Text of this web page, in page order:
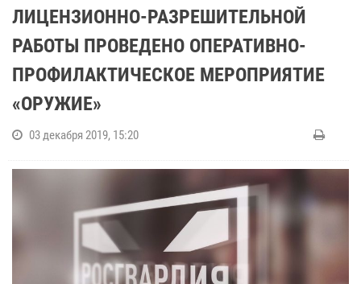
ЛИЦЕНЗИОННО-РАЗРЕШИТЕЛЬНОЙ
РАБОТЫ ПРОВЕДЕНО ОПЕРАТИВНО-
ПРОФИЛАКТИЧЕСКОЕ МЕРОПРИЯТИЕ
«ОРУЖИЕ»
03 декабря 2019, 15:20